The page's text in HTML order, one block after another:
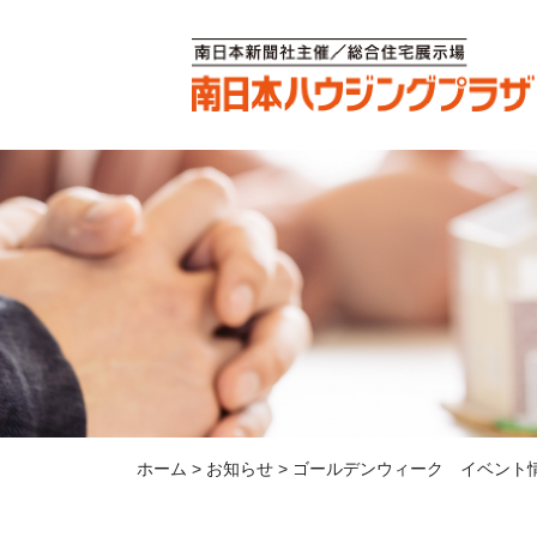
ホーム > お知らせ > ゴールデンウィーク イベント